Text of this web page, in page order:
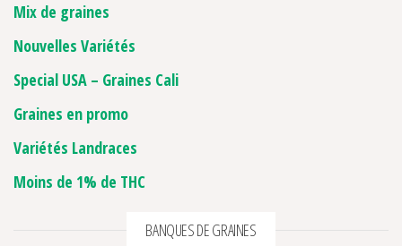
Mix de graines
Nouvelles Variétés
Special USA – Graines Cali
Graines en promo
Variétés Landraces
Moins de 1% de THC
BANQUES DE GRAINES